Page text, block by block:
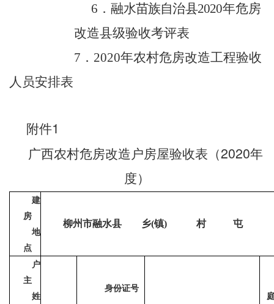
6 ．融水苗族自治县2020年危房
改造县级验收考评表
7 ． 2020年农村危房改造工程验收
人员安排表
附件1
广西农村危房改造户房屋验收表（2020年
度）
建
房
地
点
柳州市融水县 乡(镇) 村 屯
户
主
姓
身份证号